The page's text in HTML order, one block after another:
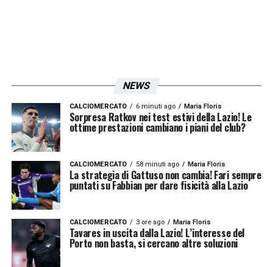
NEWS
CALCIOMERCATO 6 minuti ago Maria Floris
Sorpresa Ratkov nei test estivi della Lazio! Le
ottime prestazioni cambiano i piani del club?
CALCIOMERCATO 58 minuti ago Maria Floris
La strategia di Gattuso non cambia! Fari sempre
puntati su Fabbian per dare fisicità alla Lazio
CALCIOMERCATO 3 ore ago Maria Floris
Tavares in uscita dalla Lazio! L’interesse del
Porto non basta, si cercano altre soluzioni